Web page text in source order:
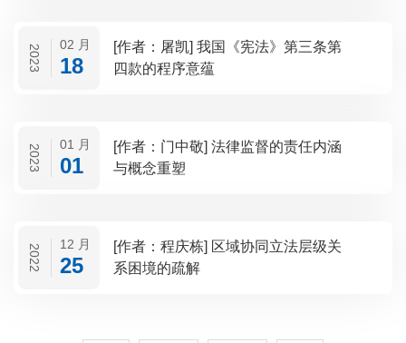
2023 02 月
18
[作者：屠凯] 我国《宪法》第三条第
四款的程序意蕴
2023 01 月
01
[作者：门中敬] 法律监督的责任内涵
与概念重塑
2022 12 月
25
[作者：程庆栋] 区域协同立法层级关
系困境的疏解